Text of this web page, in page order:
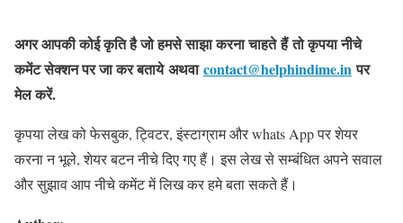
अगर आपकी कोई कृति है जो हमसे साझा करना चाहते हैं तो कृपया नीचे
कमेंट सेक्शन पर जा कर बताये अथवाcontact@helphindime.inपर
मेल करें.
कृपया लेख को फेसबुक, ट्विटर, इंस्टाग्राम और whats App पर शेयर
करना न भूले, शेयर बटन नीचे दिए गए हैं। इस लेख से सम्बंधित अपने सवाल
और सुझाव आप नीचे कमेंट में लिख कर हमे बता सकते हैं।